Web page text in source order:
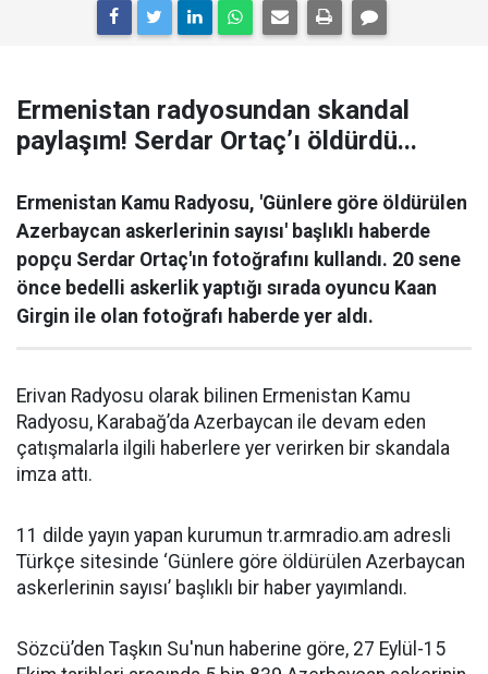
Ermenistan radyosundan skandal
paylaşım! Serdar Ortaç’ı öldürdü...
Ermenistan Kamu Radyosu, 'Günlere göre öldürülen
Azerbaycan askerlerinin sayısı' başlıklı haberde
popçu Serdar Ortaç'ın fotoğrafını kullandı. 20 sene
önce bedelli askerlik yaptığı sırada oyuncu Kaan
Girgin ile olan fotoğrafı haberde yer aldı.
Erivan Radyosu olarak bilinen Ermenistan Kamu
Radyosu, Karabağ’da Azerbaycan ile devam eden
çatışmalarla ilgili haberlere yer verirken bir skandala
imza attı.
11 dilde yayın yapan kurumun tr.armradio.am adresli
Türkçe sitesinde ‘Günlere göre öldürülen Azerbaycan
askerlerinin sayısı’ başlıklı bir haber yayımlandı.
Sözcü’den Taşkın Su'nun haberine göre, 27 Eylül-15